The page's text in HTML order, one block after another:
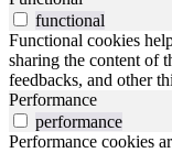
functional
Functional cookies
sharing the content of
feedbacks, and other
Performance
performance
Performance cookies